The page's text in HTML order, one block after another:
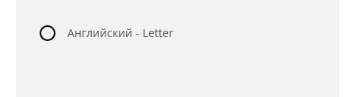
Английский - Letter